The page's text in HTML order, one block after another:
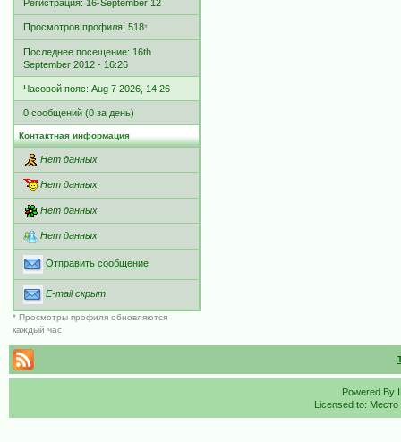
Регистрация: 16-September 12
Просмотров профиля: 518*
Последнее посещение: 16th
September 2012 - 16:26
Часовой пояс: Aug 7 2026, 14:26
0 сообщений (0 за день)
Контактная информация
Нет данных
Нет данных
Нет данных
Нет данных
Отправить сообщение
E-mail скрыт
* Просмотры профиля обновляются
каждый час
Powered By
Licensed to: